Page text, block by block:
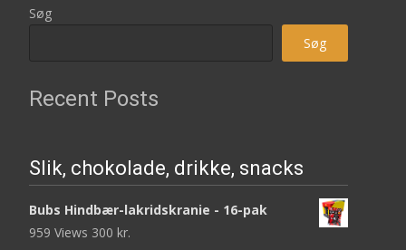
Søg
Søg
Recent Posts
Slik, chokolade, drikke, snacks
Bubs Hindbær-lakridskranie - 16-pak
959 Views 300 kr.